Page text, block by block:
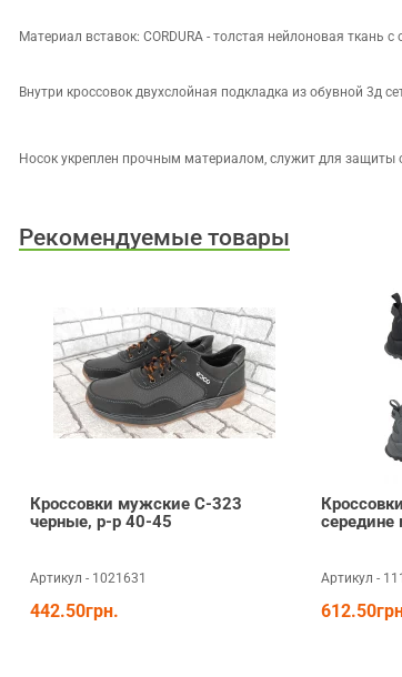
Материал вставок: CORDURA - толстая нейлоновая
Внутри кроссовок двухслойная подкладка из обувной 3д
Носок укреплен прочным материалом, служит для защиты
Рекомендуемые товары
Кроссовки мужские С-323
черные, р-р 40-45
Артикул - 1021631
442.50грн.
Артикул -